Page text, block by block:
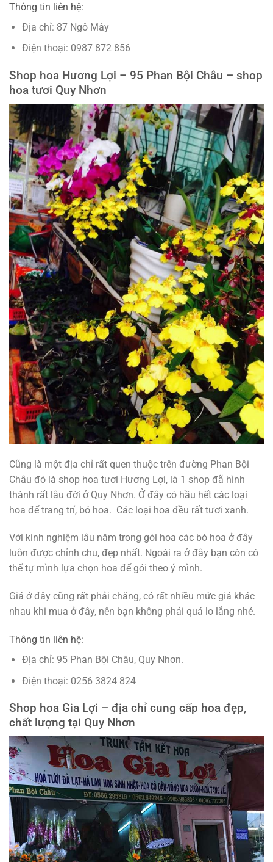
Thông tin liên hệ:
Địa chỉ: 87 Ngô Mây
Điện thoại: 0987 872 856
Shop hoa Hương Lợi – 95 Phan Bội Châu – shop
hoa tươi Quy Nhơn
Cũng là một địa chỉ rất quen thuộc trên đường Phan Bội
Châu đó là shop hoa tươi Hương Lợi, là 1 shop đã hình
thành rất lâu đời ở Quy Nhơn. Ở đây có hầu hết các loại
hoa để trang trí, bó hoa. Các loại hoa đều rất tươi xanh.
Với kinh nghiệm lâu năm trong gói hoa các bó hoa ở đây
luôn được chỉnh chu, đẹp nhất. Ngoài ra ở đây bạn còn có
thể tự mình lựa chọn hoa để gói theo ý mình.
Giá ở đây cũng rất phải chăng, có rất nhiều mức giá khác
nhau khi mua ở đây, nên bạn không phải quá lo lắng nhé.
Thông tin liên hệ:
Địa chỉ: 95 Phan Bội Châu, Quy Nhơn.
Điện thoại: 0256 3824 824
Shop hoa Gia Lợi – địa chỉ cung cấp hoa đẹp,
chất lượng tại Quy Nhơn